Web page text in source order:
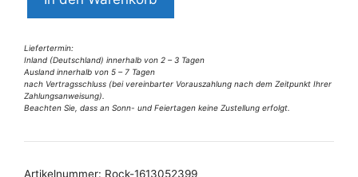
Rock
36
Menge
Liefertermin:
Inland (Deutschland) innerhalb von 2 – 3 Tagen
Ausland innerhalb von 5 – 7 Tagen
nach Vertragsschluss (bei vereinbarter Vorauszahlung nach dem Zeitpunkt Ihrer
Zahlungsanweisung).
Beachten Sie, dass an Sonn- und Feiertagen keine Zustellung erfolgt.
l
Artikelnummer: Rock-1613052399